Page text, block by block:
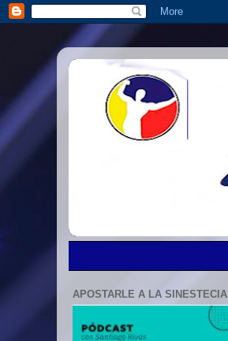
APOSTARLE A LA SINESTECIA